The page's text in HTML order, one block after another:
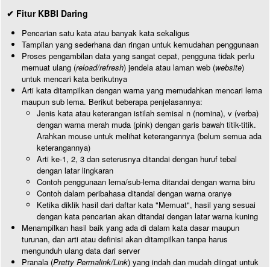
✔ Fitur KBBI Daring
Pencarian satu kata atau banyak kata sekaligus
Tampilan yang sederhana dan ringan untuk kemudahan penggunaan
Proses pengambilan data yang sangat cepat, pengguna tidak perlu
memuat ulang (reload/refresh) jendela atau laman web (website)
untuk mencari kata berikutnya
Arti kata ditampilkan dengan warna yang memudahkan mencari lema
maupun sub lema. Berikut beberapa penjelasannya:
Jenis kata atau keterangan istilah semisal n (nomina), v (verba)
dengan warna merah muda (pink) dengan garis bawah titik-titik.
Arahkan mouse untuk melihat keterangannya (belum semua ada
keterangannya)
Arti ke-1, 2, 3 dan seterusnya ditandai dengan huruf tebal
dengan latar lingkaran
Contoh penggunaan lema/sub-lema ditandai dengan warna biru
Contoh dalam peribahasa ditandai dengan warna oranye
Ketika diklik hasil dari daftar kata "Memuat", hasil yang sesuai
dengan kata pencarian akan ditandai dengan latar warna kuning
Menampilkan hasil baik yang ada di dalam kata dasar maupun
turunan, dan arti atau definisi akan ditampilkan tanpa harus
mengunduh ulang data dari server
Pranala (Pretty Permalink/Link) yang indah dan mudah diingat untuk